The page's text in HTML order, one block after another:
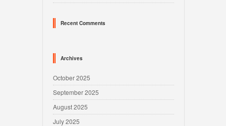
Recent Comments
Archives
October 2025
September 2025
August 2025
July 2025